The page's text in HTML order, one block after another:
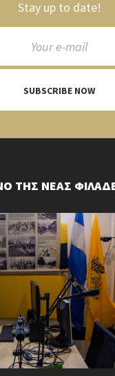
Stay up to date!
SUBSCRIBE NOW
ΤΗΣ ΝΕΑΣ